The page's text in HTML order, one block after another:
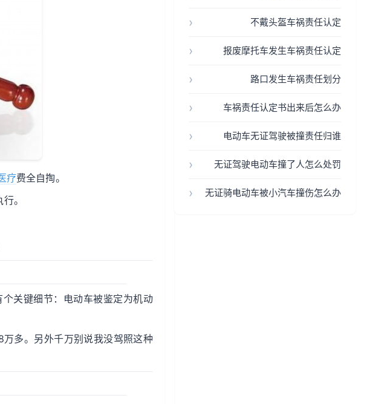
疗费全自掏。
。
关键细节：电动车被鉴定为机动
多。另外千万别说我没驾照这种
不戴头盔车祸责任认定
报废摩托车发生车祸责任认定
路口发生车祸责任划分
车祸责任认定书出来后怎么办
电动车无证驾驶被撞责任归谁
无证驾驶电动车撞了人怎么处罚
无证骑电动车被小汽车撞伤怎么办